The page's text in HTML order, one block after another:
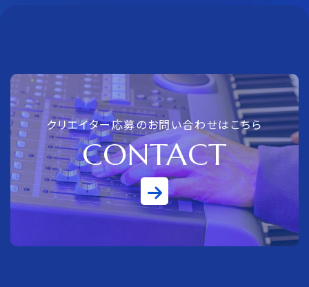
クリエイター応募のお問い合わせはこちら
CONTACT